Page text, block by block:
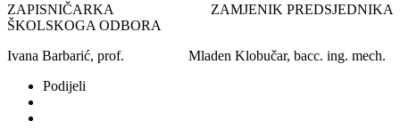
ZAPISNIČARKA ZAMJENIK PREDSJEDNIKA
ŠKOLSKOGA ODBORA
Ivana Barbarić, prof. Mladen Klobučar, bacc. ing. mech.
Podijeli